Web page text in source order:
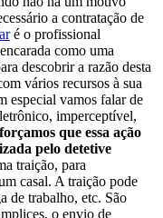
a contratação de
é o profissional
como uma
descobrir a razão desta
vários recursos à sua
especial vamos falar de
imperceptível,
que essa ação
pelo detetive
traição, para
casal. A traição pode
de trabalho, etc. São
o envio de